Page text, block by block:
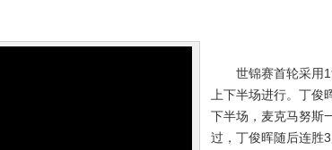
世锦赛首轮采用
上下半场进行。丁俊
下半场，麦克马努斯
过，丁俊晖随后连胜